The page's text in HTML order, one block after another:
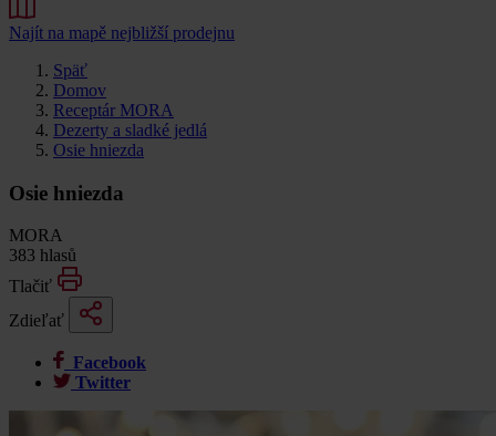
Najít na mapě nejbližší prodejnu
Späť
Domov
Receptár MORA
Dezerty a sladké jedlá
Osie hniezda
Osie hniezda
MORA
383 hlasů
Tlačiť
Zdieľať
Facebook
Twitter